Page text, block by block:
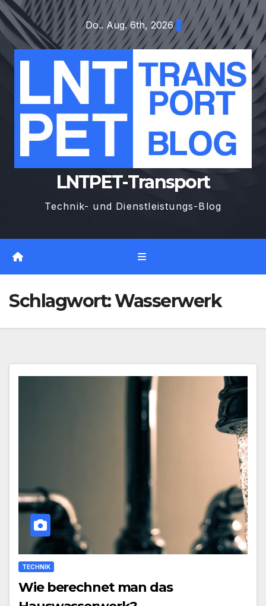
Zum
Inhalt
springen
Do.. Aug. 6th, 2026
LNTPET-Transport
Technik- und Dienstleistungs-Blog
Schlagwort:Wasserwerk
TECHNIK
Wie berechnet man das